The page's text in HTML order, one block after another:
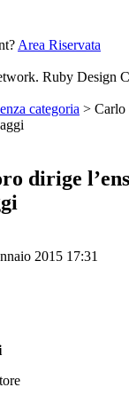
Area Riservata
Ruby Design
categoria > Carlo
dirige
2015 17:31